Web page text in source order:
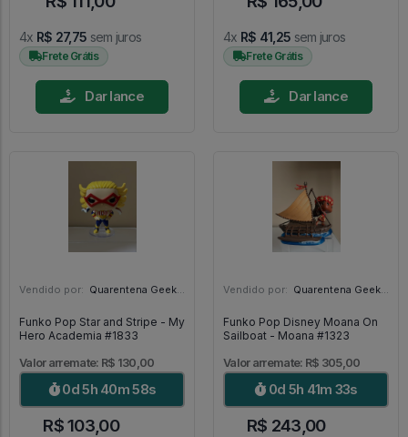
4x R$ 27,75 sem juros
Frete Grátis
Dar lance
4x R$ 41,25 sem juros
Frete Grátis
Dar lance
Vendido por: Quarentena Geek Store - SP
Funko Pop Star and Stripe - My
Hero Academia #1833
Valor arremate: R$ 130,00
0d 5h 40m 56s
R$ 103,00
Vendido por: Quarentena Geek Store - SP
Funko Pop Disney Moana On
Sailboat - Moana #1323
Valor arremate: R$ 305,00
0d 5h 41m 31s
R$ 243,00